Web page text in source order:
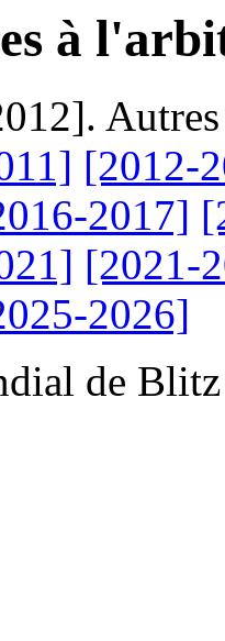
à
[2012-
2017]
[2021-
2026]
de